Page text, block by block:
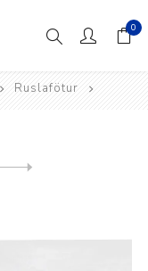
0
Ruslafötur